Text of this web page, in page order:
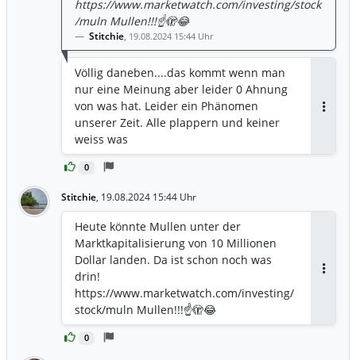
0
https://www.marketwatch.com/investing/stock
/muln Mullen!!!☝️🫣😂
Stitchie, 19.08.2024 15:44 Uhr
Völlig daneben....das kommt wenn man
nur eine Meinung aber leider 0 Ahnung
von was hat. Leider ein Phänomen
unserer Zeit. Alle plappern und keiner
weiss was
Stitchie, 19.08.2024 15:44 Uhr
0
Heute könnte Mullen unter der
Marktkapitalisierung von 10 Millionen
Dollar landen. Da ist schon noch was
drin!
https://www.marketwatch.com/investing/
stock/muln Mullen!!!☝️🫣😂